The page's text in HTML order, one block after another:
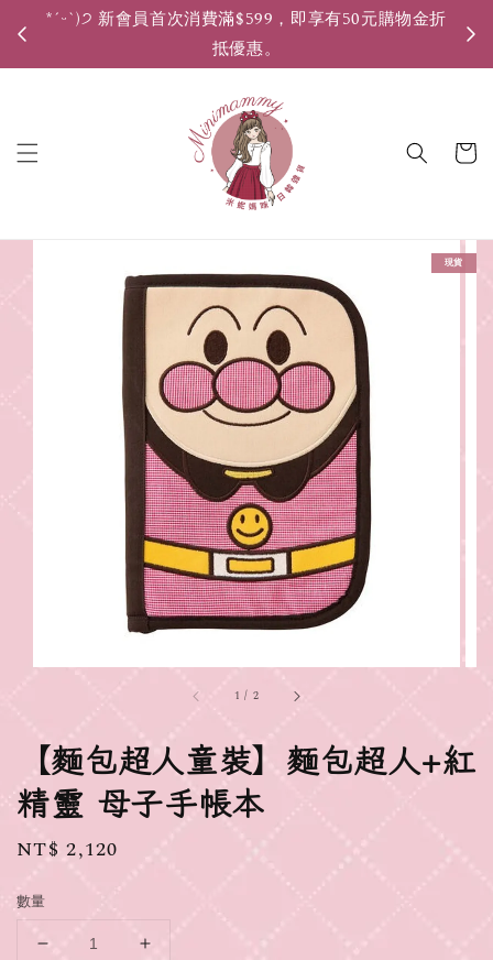
*ˊᵕˋ)੭ 新會員首次消費滿$599，即享有50元購物金折
抵優惠。
1 / 2
現貨
【麵包超人童裝】麵包超人+紅
精靈 母子手帳本
Regular
NT$ 2,120
數量